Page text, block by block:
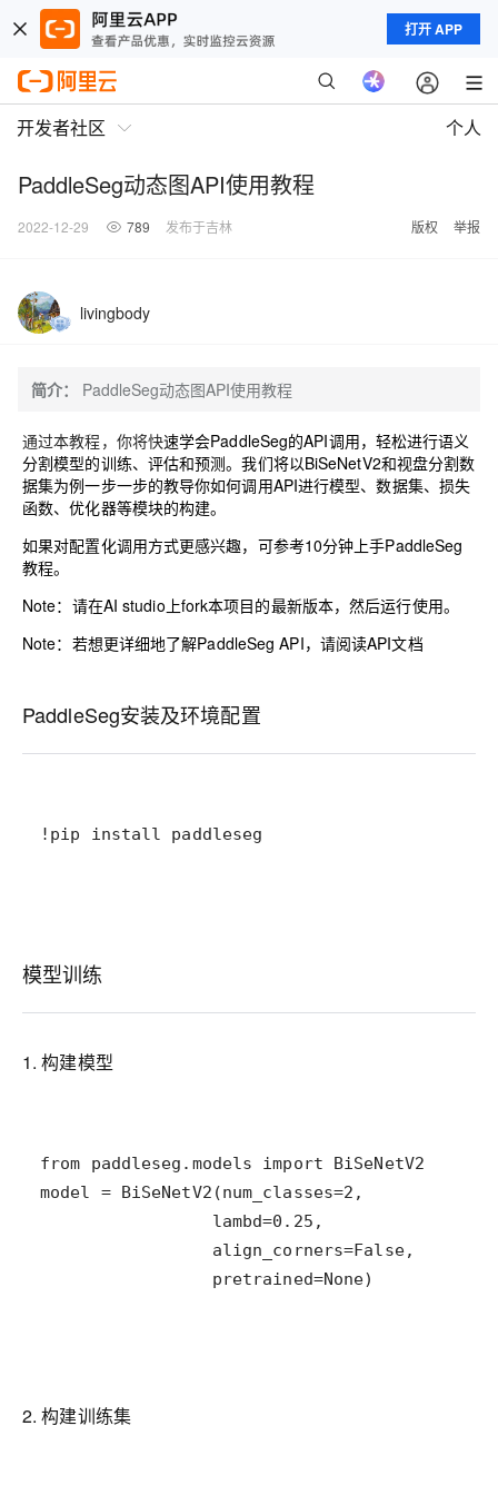
打开 APP
开发者社区 个人
PaddleSeg动态图API使用教程
2022-12-29 789 发布于吉林 版权 举报
livingbody
简介： PaddleSeg动态图API使用教程
通过本教程，你将快速学会PaddleSeg的API调用，轻松进行语义
分割模型的训练、评估和预测。我们将以BiSeNetV2和视盘分割数
据集为例一步一步的教导你如何调用API进行模型、数据集、损失
函数、优化器等模块的构建。
如果对配置化调用方式更感兴趣，可参考10分钟上手PaddleSeg
教程。
Note：请在AI studio上fork本项目的最新版本，然后运行使用。
Note：若想更详细地了解PaddleSeg API，请阅读API文档
PaddleSeg安装及环境配置
!pip install paddleseg
模型训练
1. 构建模型
                 pretrained=None)
2. 构建训练集